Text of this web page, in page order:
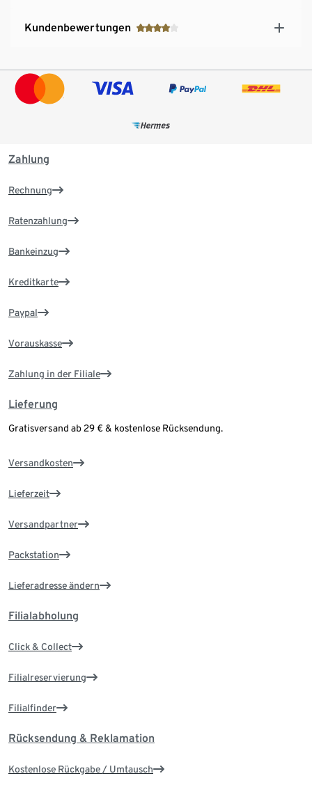
Kundenbewertungen
Zahlung
Rechnung
Ratenzahlung
Bankeinzug
Kreditkarte
Paypal
Vorauskasse
Zahlung in der Filiale
Lieferung
Gratisversand ab 29 € & kostenlose Rücksendung.
Versandkosten
Lieferzeit
Versandpartner
Packstation
Lieferadresse ändern
Filialabholung
Click & Collect
Filialreservierung
Filialfinder
Rücksendung & Reklamation
Kostenlose Rückgabe / Umtausch